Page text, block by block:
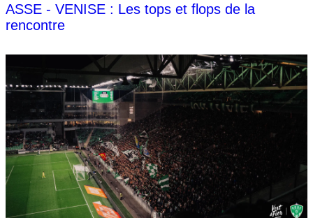
ASSE - VENISE : Les tops et flops de la
rencontre